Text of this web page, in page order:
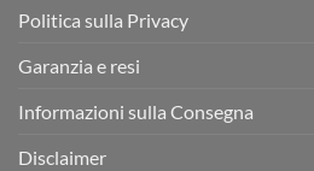
Politica sulla Privacy
Garanzia e resi
Informazioni sulla Consegna
Disclaimer